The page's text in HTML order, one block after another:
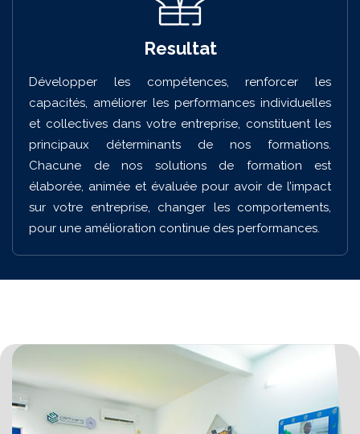
Resultat
Développer les compétences, renforcer les
capacités, améliorer les performances individuelles
et collectives dans votre entreprise, constituent les
principaux déterminants de nos formations.
Chacune de nos solutions de formation est
élaborée, animée et évaluée pour avoir de l’impact
sur votre entreprise, changer les comportements,
pour une amélioration continue des performances.